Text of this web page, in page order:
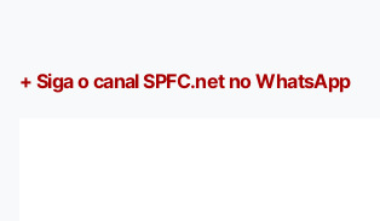
+ Siga o canal SPFC.net no WhatsApp